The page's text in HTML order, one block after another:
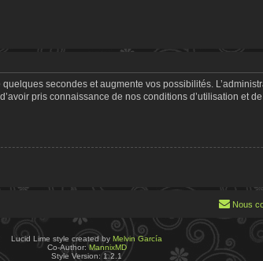
secondes et augmente vos possibilités.
pris connaissance de nos conditions d’utilisation et
Nous
Lucid Lime style created by Melvin García
Co-Author:MannixMD
Style Version: 1.2.1